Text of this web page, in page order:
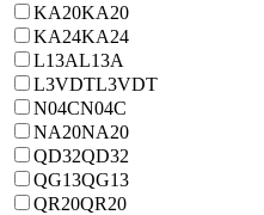
KA20KA20
KA24KA24
L13AL13A
L3VDTL3VDT
N04CN04C
NA20NA20
QD32QD32
QG13QG13
QR20QR20